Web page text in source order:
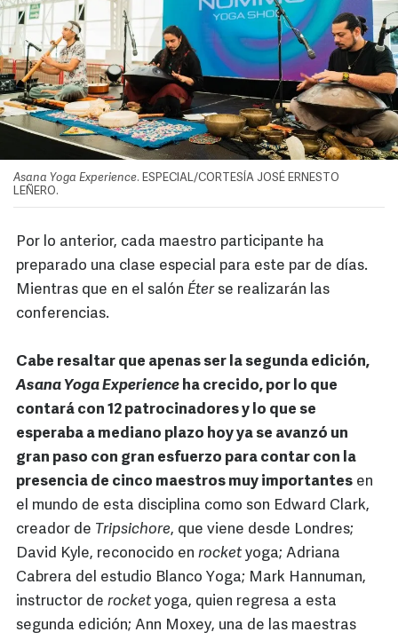
Asana Yoga Experience. ESPECIAL/CORTESÍA JOSÉ ERNESTO
LEÑERO.
Por lo anterior, cada maestro participante ha
preparado una clase especial para este par de días.
Mientras que en el salón Éterse realizarán las
conferencias.
Cabe resaltar que apenas ser la segunda edición,
Asana Yoga Experience ha crecido, por lo que
contará con 12 patrocinadores y lo que se
esperaba a mediano plazo hoy ya se avanzó un
gran paso con gran esfuerzo para contar con la
presencia de cinco maestros muy importantes en
el mundo de esta disciplina como son Edward Clark,
creador de Tripsichore, que viene desde Londres;
David Kyle, reconocido en rocket yoga; Adriana
Cabrera del estudio Blanco Yoga; Mark Hannuman,
instructor de rocket yoga, quien regresa a esta
segunda edición; Ann Moxey, una de las maestras